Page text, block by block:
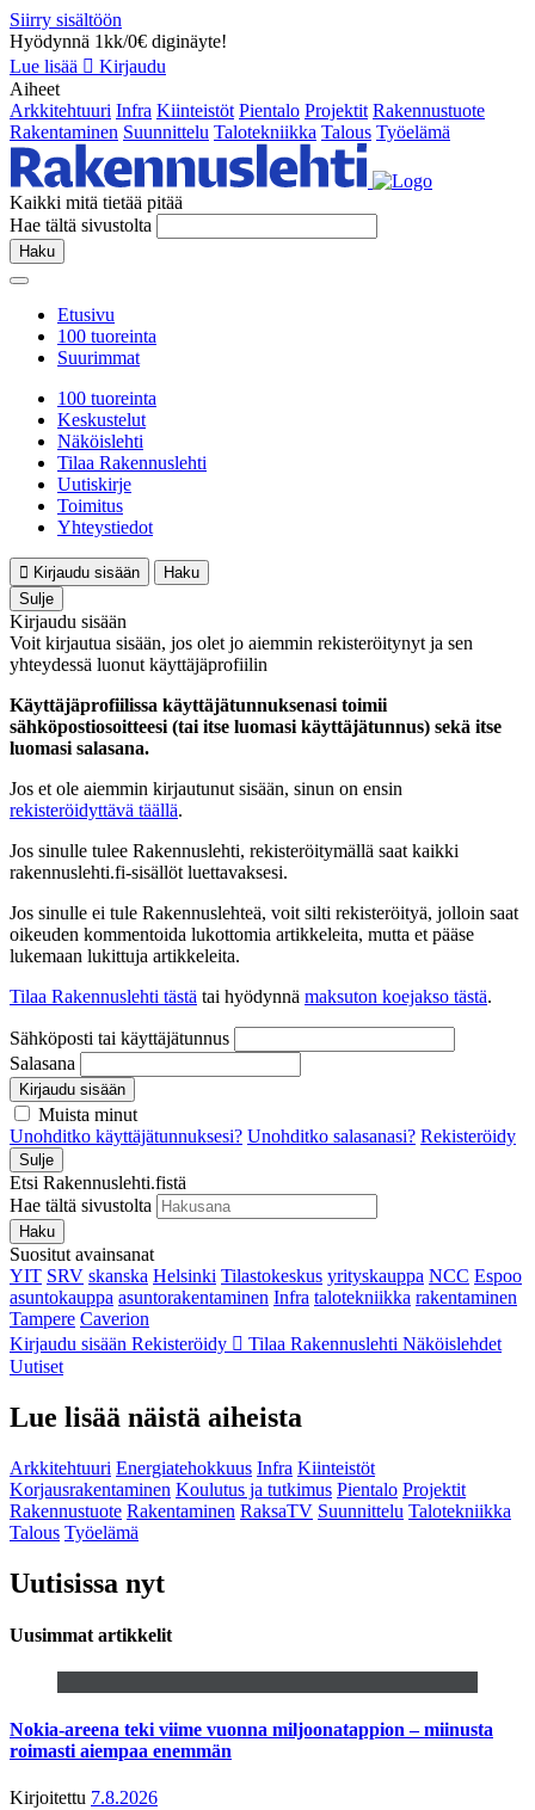
Siirry sisältöön
Hyödynnä 1kk/0€ diginäyte!
Lue lisää
Kirjaudu
Aiheet
Arkkitehtuuri Infra Kiinteistöt Pientalo Projektit Rakennustuote
Rakentaminen Suunnittelu Talotekniikka Talous Työelämä
Kaikki mitä tietää pitää
Hae tältä sivustolta
Haku
Etusivu
100 tuoreinta
Suurimmat
100 tuoreinta
Keskustelut
Näköislehti
Tilaa Rakennuslehti
Uutiskirje
Toimitus
Yhteystiedot
Kirjaudu sisään
Haku
Sulje
Kirjaudu sisään
Voit kirjautua sisään, jos olet jo aiemmin rekisteröitynyt ja sen
yhteydessä luonut käyttäjäprofiilin
Käyttäjäprofiilissa käyttäjätunnuksenasi toimii
sähköpostiosoitteesi (tai itse luomasi käyttäjätunnus) sekä itse
luomasi salasana.
Jos et ole aiemmin kirjautunut sisään, sinun on ensin
rekisteröidyttävä täällä.
Jos sinulle tulee Rakennuslehti, rekisteröitymällä saat kaikki
rakennuslehti.fi-sisällöt luettavaksesi.
Jos sinulle ei tule Rakennuslehteä, voit silti rekisteröityä, jolloin saat
oikeuden kommentoida lukottomia artikkeleita, mutta et pääse
lukemaan lukittuja artikkeleita.
Tilaa Rakennuslehti tästä tai hyödynnä maksuton koejakso tästä.
Sähköposti tai käyttäjätunnus
Salasana
Kirjaudu sisään
Muista minut
Unohditko käyttäjätunnuksesi? Unohditko salasanasi? Rekisteröidy
Sulje
Etsi Rakennuslehti.fistä
Hae tältä sivustolta
Haku
Suositut avainsanat
YIT SRV skanska Helsinki Tilastokeskus yrityskauppa NCC Espoo
asuntokauppa asuntorakentaminen Infra talotekniikka rakentaminen
Tampere Caverion
Kirjaudu sisään Rekisteröidy Tilaa Rakennuslehti Näköislehdet
Uutiset
Lue lisää näistä aiheista
Arkkitehtuuri Energiatehokkuus Infra Kiinteistöt
Korjausrakentaminen Koulutus ja tutkimus Pientalo Projektit
Rakennustuote Rakentaminen RaksaTV Suunnittelu Talotekniikka
Talous Työelämä
Uutisissa nyt
Uusimmat artikkelit
Nokia-areena teki viime vuonna miljoonatappion – miinusta
roimasti aiempaa enemmän
Kirjoitettu 7.8.2026